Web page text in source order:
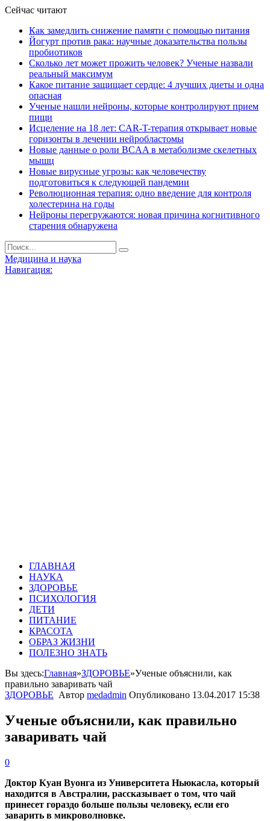
Сейчас читают
Как замедлить снижение памяти с помощью питания
Йогурт против рака: научные доказательства пользы
пробиотиков
Сколько лет может прожить человек? Ученые назвали
реальный максимум
Какое питание защищает сердце: 4 лучших диеты и одна
опасная
Ученые нашли нейроны, которые контролируют прием
пищи
Исцеление на 18 лет: CAR-T-терапия открывает новые
горизонты в лечении нейробластомы
Новые данные о роли BCAA в метаболизме скелетных
мышц
Новые вирусные угрозы: как человечеству
подготовиться к следующей пандемии
Революционная терапия: одно введение для контроля
холестерина на годы
Нейроны перегружаются: новая причина когнитивного
старения обнаружена
Медицина и наука
Навигация:
ГЛАВНАЯ
НАУКА
ЗДОРОВЬЕ
ПСИХОЛОГИЯ
ДЕТИ
ПИТАНИЕ
КРАСОТА
ОБРАЗ ЖИЗНИ
ПОЛЕЗНО ЗНАТЬ
Вы здесь:Главная»ЗДОРОВЬЕ»Ученые объяснили, как
правильно заваривать чай
ЗДОРОВЬЕ Автор medadmin Опубликовано 13.04.2017 15:38
Ученые объяснили, как правильно
заваривать чай
0
Доктор Куан Вуонга из Университета Ньюкасла, который
находится в Австралии, рассказывает о том, что чай
принесет гораздо больше пользы человеку, если его
заварить в микроволновке.